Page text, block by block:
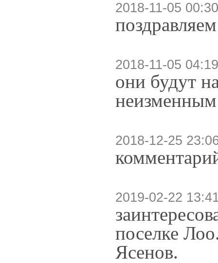
2018-11-05
2018-11-05
они будут
2018-12-25
2019-02-22
поселке
Ясенов.